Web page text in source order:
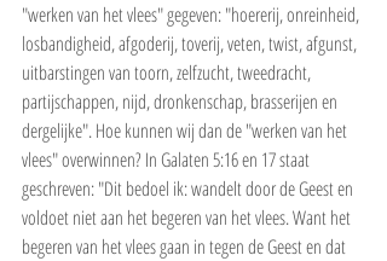
"werken van het vlees" gegeven: "hoererij, onreinheid,
losbandigheid, afgoderij, toverij, veten, twist, afgunst,
uitbarstingen van toorn, zelfzucht, tweedracht,
partijschappen, nijd, dronkenschap, brasserijen en
dergelijke". Hoe kunnen wij dan de "werken van het
vlees" overwinnen? In Galaten 5:16 en 17 staat
geschreven: "Dit bedoel ik: wandelt door de Geest en
voldoet niet aan het begeren van het vlees. Want het
begeren van het vlees gaan in tegen de Geest en dat